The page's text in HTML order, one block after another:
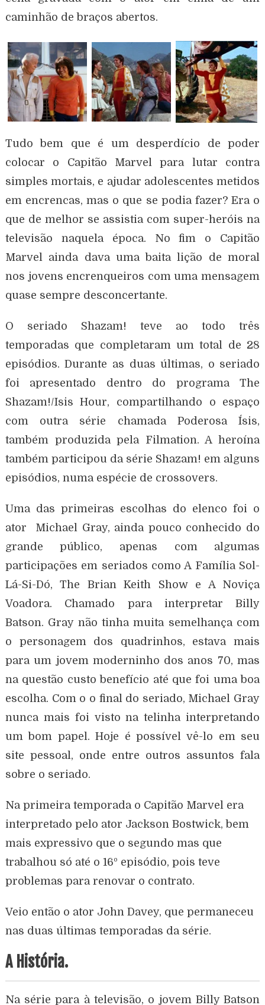
caminhão de braços abertos.
Tudo bem que é um desperdício de poder
colocar o Capitão Marvel para lutar contra
simples mortais, e ajudar adolescentes metidos
em encrencas, mas o que se podia fazer? Era o
que de melhor se assistia com super-heróis na
televisão naquela época. No fim o Capitão
Marvel ainda dava uma baita lição de moral
nos jovens encrenqueiros com uma mensagem
quase sempre desconcertante.
O seriado Shazam! teve ao todo três
temporadas que completaram um total de 28
episódios. Durante as duas últimas, o seriado
foi apresentado dentro do programa The
Shazam!/Isis Hour, compartilhando o espaço
com outra série chamada Poderosa Ísis,
também produzida pela Filmation. A heroína
também participou da série Shazam! em alguns
episódios, numa espécie de crossovers.
Uma das primeiras escolhas do elenco foi o
ator Michael Gray, ainda pouco conhecido do
grande público, apenas com algumas
participações em seriados como A Família Sol-
Lá-Si-Dó, The Brian Keith Show e A Noviça
Voadora. Chamado para interpretar Billy
Batson. Gray não tinha muita semelhança com
o personagem dos quadrinhos, estava mais
para um jovem moderninho dos anos 70, mas
na questão custo benefício até que foi uma boa
escolha. Com o o final do seriado, Michael Gray
nunca mais foi visto na telinha interpretando
um bom papel. Hoje é possível vê-lo em seu
site pessoal, onde entre outros assuntos fala
sobre o seriado.
Na primeira temporada o Capitão Marvel era
interpretado pelo ator Jackson Bostwick, bem
mais expressivo que o segundo mas que
trabalhou só até o 16º episódio, pois teve
problemas para renovar o contrato.
Veio então o ator John Davey, que permaneceu
nas duas últimas temporadas da série.
A História.
Na série para à televisão, o jovem Billy Batson